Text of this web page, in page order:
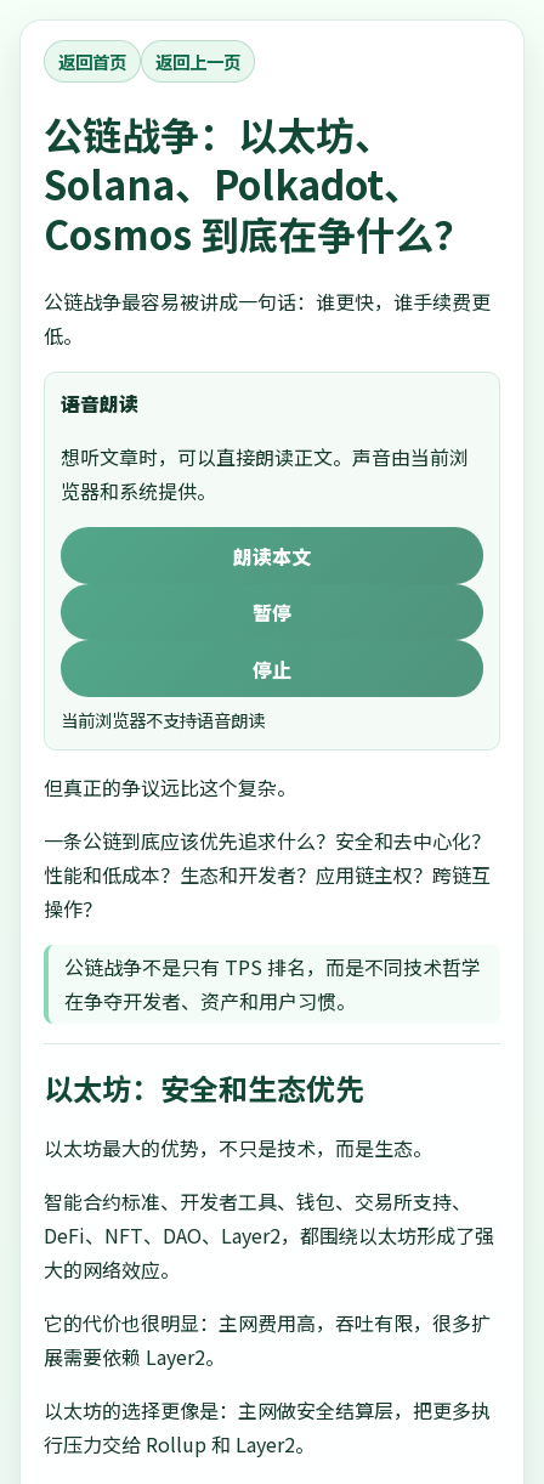
返回首页 返回上一页
公链战争：以太坊、
Solana、Polkadot、
Cosmos 到底在争什么？
公链战争最容易被讲成一句话：谁更快，谁手续费更
低。
语音朗读
想听文章时，可以直接朗读正文。声音由当前浏
览器和系统提供。
朗读本文
暂停
停止
当前浏览器不支持语音朗读
但真正的争议远比这个复杂。
一条公链到底应该优先追求什么？安全和去中心化？
性能和低成本？生态和开发者？应用链主权？跨链互
操作？
公链战争不是只有 TPS 排名，而是不同技术哲学
在争夺开发者、资产和用户习惯。
以太坊：安全和生态优先
以太坊最大的优势，不只是技术，而是生态。
智能合约标准、开发者工具、钱包、交易所支持、
DeFi、NFT、DAO、Layer2，都围绕以太坊形成了强
大的网络效应。
它的代价也很明显：主网费用高，吞吐有限，很多扩
展需要依赖 Layer2。
以太坊的选择更像是：主网做安全结算层，把更多执
行压力交给 Rollup 和 Layer2。